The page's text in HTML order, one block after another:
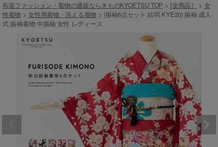
和装ファッション・着物の通販ならきものKYOETSU TOP [全商品］
女
性着物
女性用着物・洗える着物
(振袖6点セット 絵羽 KYE20) 振袖 成人
式 振袖着物 中振袖 女性 レディース